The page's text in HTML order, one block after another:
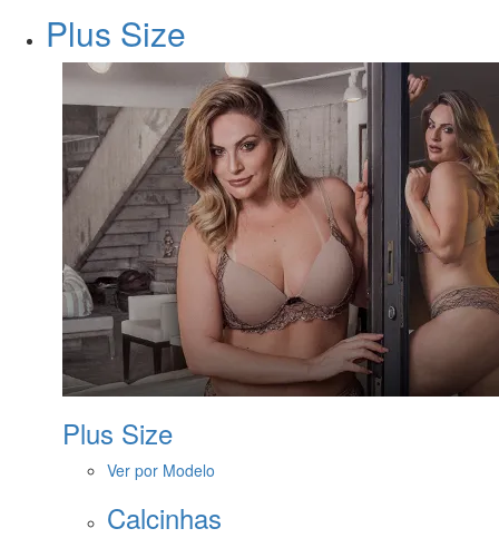
Plus Size
Plus Size
Ver por Modelo
Calcinhas